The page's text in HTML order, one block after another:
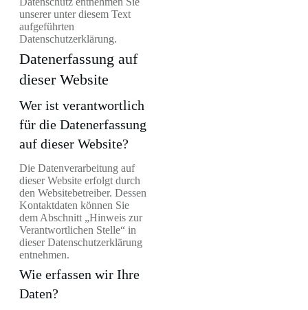
unserer unter diesem Text
aufgeführten
Datenschutzerklärung.
Datenerfassung auf
dieser Website
Wer ist verantwortlich
für die Datenerfassung
auf dieser Website?
Die Datenverarbeitung auf
dieser Website erfolgt durch
den Websitebetreiber. Dessen
Kontaktdaten können Sie
dem Abschnitt „Hinweis zur
Verantwortlichen Stelle“ in
dieser Datenschutzerklärung
entnehmen.
Wie erfassen wir Ihre
Daten?